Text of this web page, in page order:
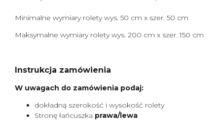
Minimalne wymiary rolety wys. 50 cm x szer. 50 cm
Maksymalne wymiary rolety wys. 200 cm x szer. 150 cm
Instrukcja zamówienia
W uwagach do zamówienia podaj:
dokładną szerokość i wysokość rolety
Stronę łańcuszka prawa/lewa